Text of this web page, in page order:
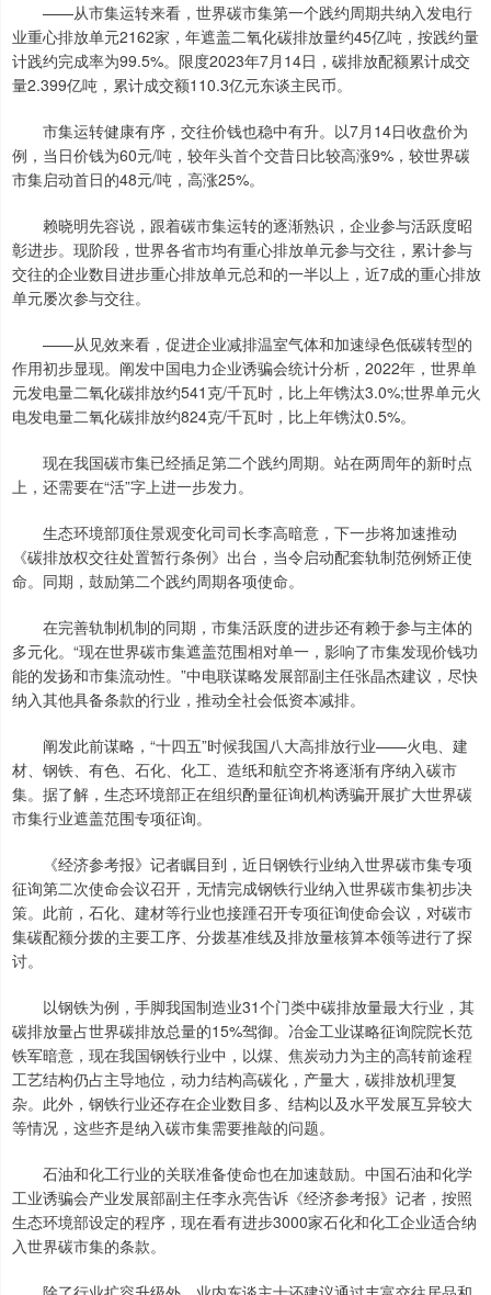
——从市集运转来看，世界碳市集第一个践约周期共纳入发电行
业重心排放单元2162家，年遮盖二氧化碳排放量约45亿吨，按践约量
计践约完成率为99.5%。限度2023年7月14日，碳排放配额累计成交
量2.399亿吨，累计成交额110.3亿元东谈主民币。
市集运转健康有序，交往价钱也稳中有升。以7月14日收盘价为
例，当日价钱为60元/吨，较年头首个交昔日比较高涨9%，较世界碳
市集启动首日的48元/吨，高涨25%。
赖晓明先容说，跟着碳市集运转的逐渐熟识，企业参与活跃度昭
彰进步。现阶段，世界各省市均有重心排放单元参与交往，累计参与
交往的企业数目进步重心排放单元总和的一半以上，近7成的重心排放
单元屡次参与交往。
——从见效来看，促进企业减排温室气体和加速绿色低碳转型的
作用初步显现。阐发中国电力企业诱骗会统计分析，2022年，世界单
元发电量二氧化碳排放约541克/千瓦时，比上年镌汰3.0%;世界单元火
电发电量二氧化碳排放约824克/千瓦时，比上年镌汰0.5%。
现在我国碳市集已经插足第二个践约周期。站在两周年的新时点
上，还需要在“活”字上进一步发力。
生态环境部顶住景观变化司司长李高暗意，下一步将加速推动
《碳排放权交往处置暂行条例》出台，当令启动配套轨制范例矫正使
命。同期，鼓励第二个践约周期各项使命。
在完善轨制机制的同期，市集活跃度的进步还有赖于参与主体的
多元化。“现在世界碳市集遮盖范围相对单一，影响了市集发现价钱功
能的发扬和市集流动性。”中电联谋略发展部副主任张晶杰建议，尽快
纳入其他具备条款的行业，推动全社会低资本减排。
阐发此前谋略，“十四五”时候我国八大高排放行业——火电、建
材、钢铁、有色、石化、化工、造纸和航空齐将逐渐有序纳入碳市
集。据了解，生态环境部正在组织酌量征询机构诱骗开展扩大世界碳
市集行业遮盖范围专项征询。
《经济参考报》记者瞩目到，近日钢铁行业纳入世界碳市集专项
征询第二次使命会议召开，无情完成钢铁行业纳入世界碳市集初步决
策。此前，石化、建材等行业也接踵召开专项征询使命会议，对碳市
集碳配额分拨的主要工序、分拨基准线及排放量核算本领等进行了探
讨。
以钢铁为例，手脚我国制造业31个门类中碳排放量最大行业，其
碳排放量占世界碳排放总量的15%驾御。冶金工业谋略征询院院长范
铁军暗意，现在我国钢铁行业中，以煤、焦炭动力为主的高转前途程
工艺结构仍占主导地位，动力结构高碳化，产量大，碳排放机理复
杂。此外，钢铁行业还存在企业数目多、结构以及水平发展互异较大
等情况，这些齐是纳入碳市集需要推敲的问题。
石油和化工行业的关联准备使命也在加速鼓励。中国石油和化学
工业诱骗会产业发展部副主任李永亮告诉《经济参考报》记者，按照
生态环境部设定的程序，现在看有进步3000家石化和化工企业适合纳
入世界碳市集的条款。